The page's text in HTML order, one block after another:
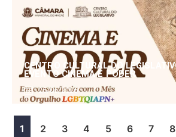
CENTRO CULTURAL DO
EVENTO CINEMA E PODER
25/06/2026
1 2 3 4 5 6 7 8